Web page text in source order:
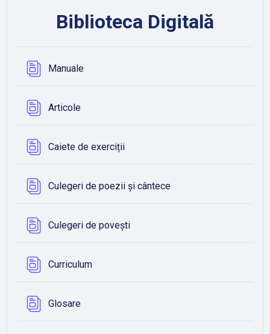
Biblioteca Digitală
ManualeBază de date
ArticoleBază de date
Caiete de exercițiiBază de date
Culegeri de poezii și cânteceBază de date
Culegeri de poveștiBază de date
CurriculumBază de date
GlosareBază de date